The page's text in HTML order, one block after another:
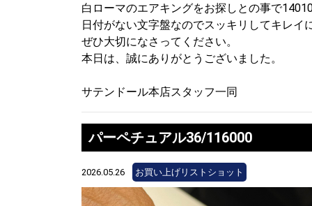
白ローマのエアキングをお探しとの事で
日付がない文字盤なのでスッキリしてキレイ
ぜひ大切になさってください。
本日は、誠にありがとうございました。
サテンドール本店スタッフ一同
パーペチュアル36/116000
2026.05.26 お買い上げリストショット